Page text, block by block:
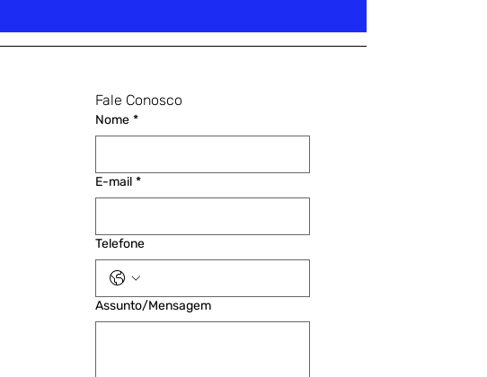
Fale Conosco
Nome *
E-mail *
Telefone
Assunto/Mensagem